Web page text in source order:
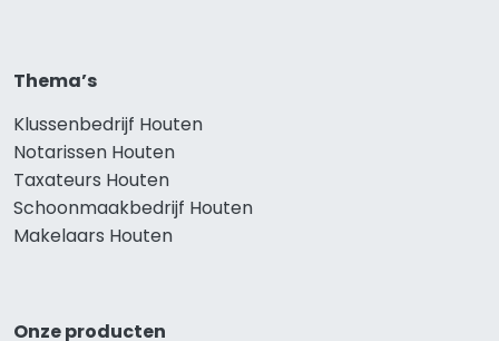
Thema’s
Klussenbedrijf Houten
Notarissen Houten
Taxateurs Houten
Schoonmaakbedrijf Houten
Makelaars Houten
Onze producten